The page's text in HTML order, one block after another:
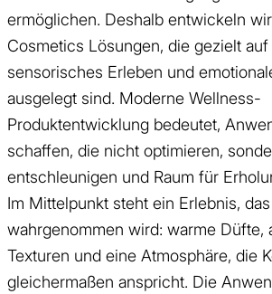
ermöglichen. Deshalb entwickeln
Cosmetics Lösungen, die gezielt
sensorisches Erleben und
ausgelegt sind. Moderne Wellness-
Produktentwicklung bedeutet,
schaffen, die nicht optimieren,
entschleunigen und Raum für
Im Mittelpunkt steht ein Erlebnis,
wahrgenommen wird: warme Düfte,
Texturen und eine Atmosphäre, die
gleichermaßen anspricht. Die